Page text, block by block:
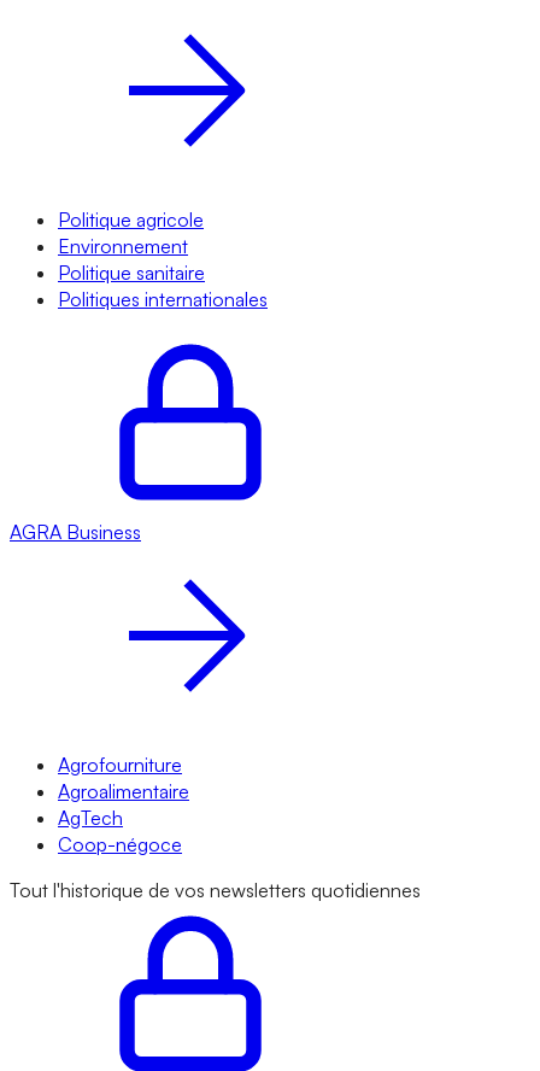
Politique agricole
Environnement
Politique sanitaire
Politiques internationales
AGRA Business
Agrofourniture
Agroalimentaire
AgTech
Coop-négoce
Tout l'historique de vos newsletters quotidiennes